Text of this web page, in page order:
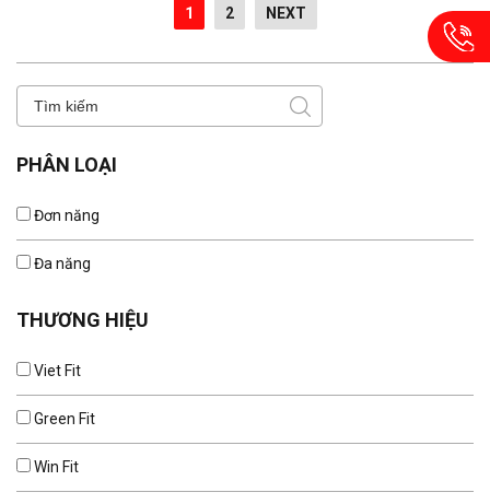
1 2 NEXT
PHÂN LOẠI
Đơn năng
Đa năng
THƯƠNG HIỆU
Viet Fit
Green Fit
Win Fit